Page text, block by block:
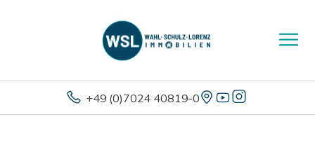
+49 (0)7024 40819-0